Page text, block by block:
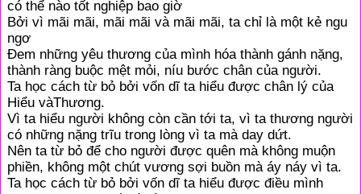
có thể nào tốt nghiệp bao giờ
Bởi vì mãi mãi, mãi mãi và mãi mãi, ta chỉ là một kẻ ngu
ngơ
Đem những yêu thương của mình hóa thành gánh nặng,
thành ràng buộc mệt mỏi, níu bước chân của người.
Ta học cách từ bỏ bởi vốn dĩ ta hiểu được chân lý của
Hiểu vàThương.
Vì ta hiểu người không còn cần tới ta, vì ta thương người
có những nặng trĩu trong lòng vì ta mà day dứt.
Nên ta từ bỏ để cho người được quên mà không muộn
phiền, không một chút vương sợi buồn mà áy náy vì ta.
Ta học cách từ bỏ bởi vốn dĩ ta hiểu được điều mình